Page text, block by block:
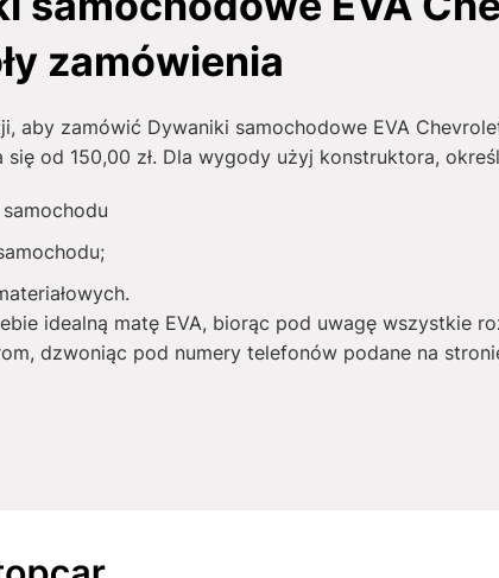
zamówienia
aby zamówić Dywaniki samochodowe EVA
się od 150,00 zł. Dla wygody użyj konstruktora,
idealną matę EVA, biorąc pod uwagę wszystkie
dzwoniąc pod numery telefonów podane na